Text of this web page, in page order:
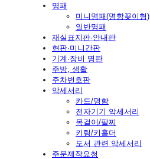
명패
미니명패(명함꽂이형)
일반명패
재실표지판·안내판
현판·미니간판
기계·장비 명판
주방, 생활
주차번호판
악세서리
카드/명함
전자기기 악세서리
목걸이/팔찌
키링/키홀더
도서 관련 악세서리
주문제작요청